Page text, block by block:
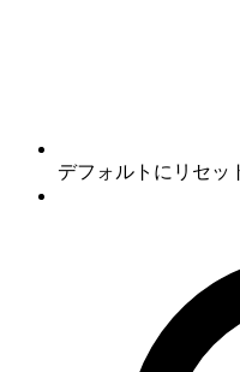
デフォルトにリセッ